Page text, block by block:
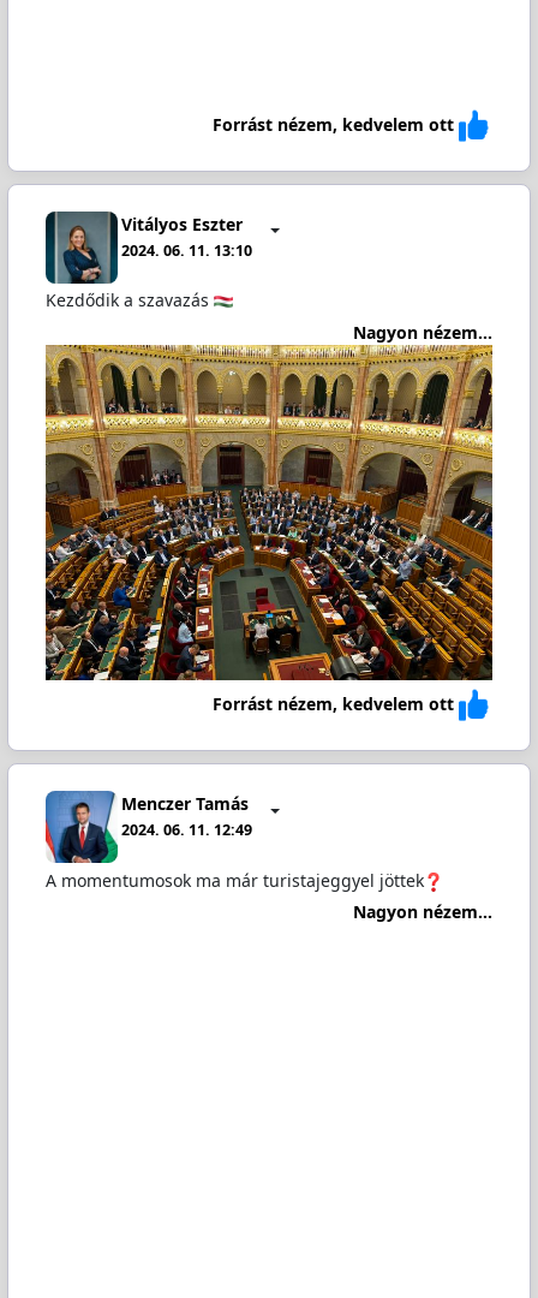
Forrást nézem, kedvelem ott
Vitályos Eszter
2024. 06. 11. 13:10
Kezdődik a szavazás
Nagyon nézem...
Forrást nézem, kedvelem ott
Menczer Tamás
2024. 06. 11. 12:49
A momentumosok ma már turistajeggyel jöttek
Nagyon nézem...